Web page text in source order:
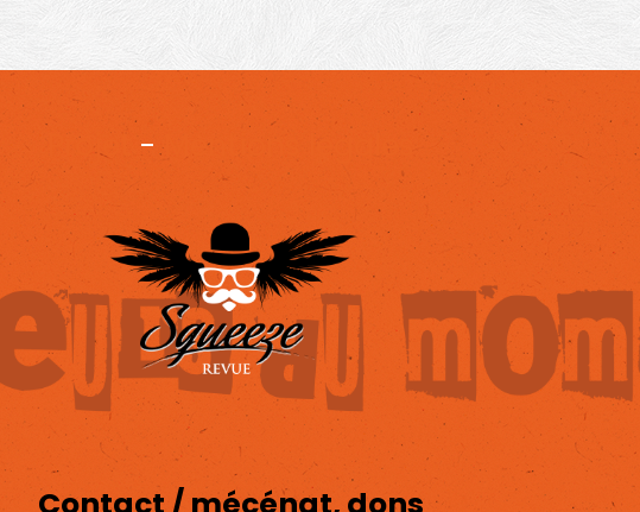
Projet -Mentions légales